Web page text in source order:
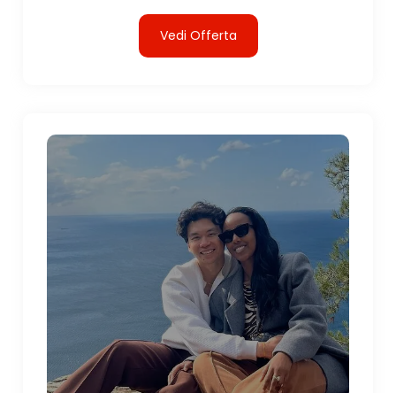
Vedi Offerta